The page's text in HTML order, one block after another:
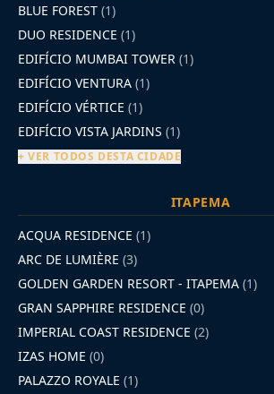
BLUE FOREST (1)
DUO RESIDENCE (1)
EDIFÍCIO MUMBAI TOWER (1)
EDIFÍCIO VENTURA (1)
EDIFÍCIO VÉRTICE (1)
EDIFÍCIO VISTA JARDINS (1)
+ VER TODOS DESTA CIDADE
ITAPEMA
ACQUA RESIDENCE (1)
ARC DE LUMIÈRE (3)
GOLDEN GARDEN RESORT - ITAPEMA (1)
GRAN SAPPHIRE RESIDENCE (0)
IMPERIAL COAST RESIDENCE (2)
IZAS HOME (0)
PALAZZO ROYALE (1)